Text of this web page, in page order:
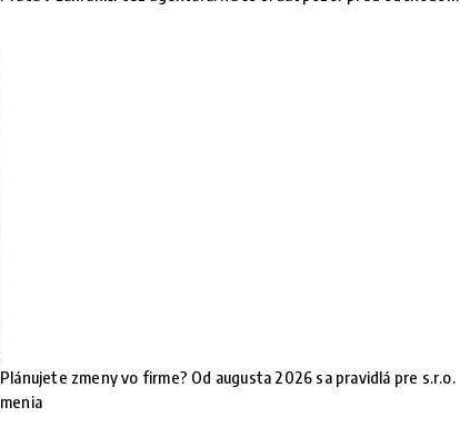
Plánujete zmeny vo firme? Od augusta 2026 sa pravidlá pre s.r.o.
menia